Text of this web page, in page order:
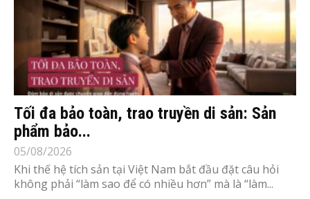
Tối đa bảo toàn, trao truyền di sản: Sản
phẩm bảo...
05/08/2026
Khi thế hệ tích sản tại Việt Nam bắt đầu đặt câu hỏi
không phải “làm sao để có nhiều hơn” mà là “làm...